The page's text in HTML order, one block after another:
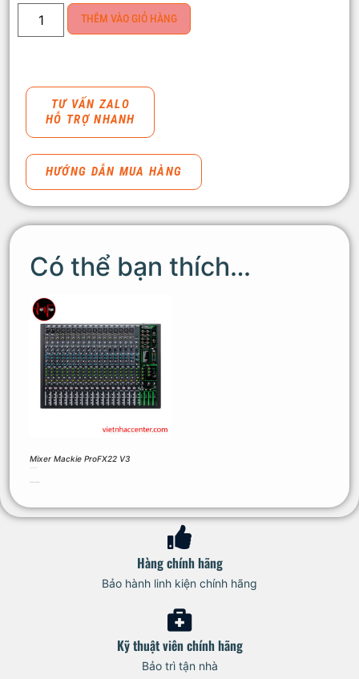
THÊM VÀO GIỎ HÀNG
TƯ VẤN ZALO
HỖ TRỢ NHANH
HƯỚNG DẪN MUA HÀNG
Có thể bạn thích…
Mixer Mackie ProFX22 V3
Hàng chính hãng
Bảo hành linh kiện chính hãng
Kỹ thuật viên chính hãng
Bảo trì tận nhà